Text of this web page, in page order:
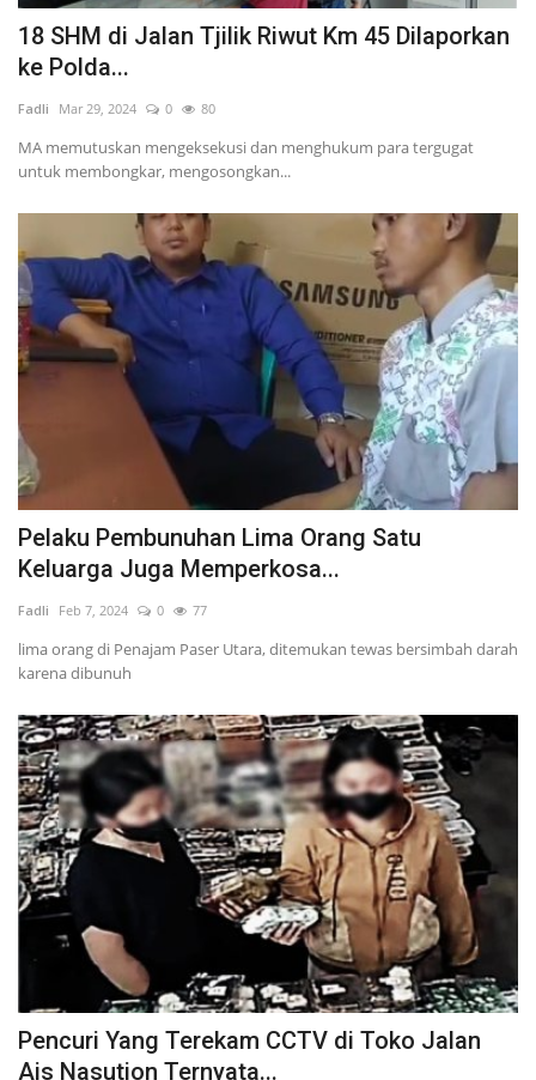
18 SHM di Jalan Tjilik Riwut Km 45 Dilaporkan
ke Polda...
Fadli Mar 29, 2024 0 80
MA memutuskan mengeksekusi dan menghukum para tergugat
untuk membongkar, mengosongkan...
Pelaku Pembunuhan Lima Orang Satu
Keluarga Juga Memperkosa...
Fadli Feb 7, 2024 0 77
lima orang di Penajam Paser Utara, ditemukan tewas bersimbah darah
karena dibunuh
Pencuri Yang Terekam CCTV di Toko Jalan
Ais Nasution Ternyata...